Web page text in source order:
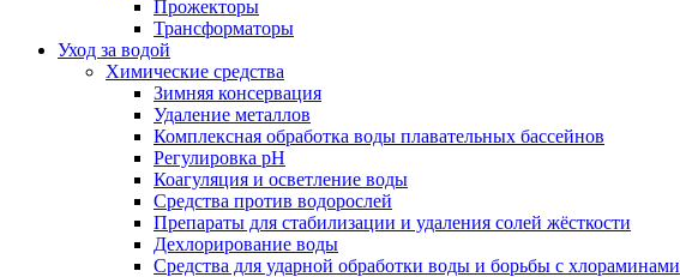
Прожекторы
Трансформаторы
Уход за водой
Химические средства
Зимняя консервация
Удаление металлов
Комплексная обработка воды плавательных бассейнов
Регулировка рH
Коагуляция и осветление воды
Средства против водорослей
Препараты для стабилизации и удаления солей жёсткости
Дехлорирование воды
Средства для ударной обработки воды и борьбы с хлораминами